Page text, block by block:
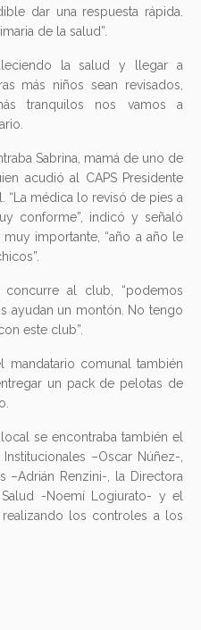
dar una respuesta rápida.
de la salud”.
la salud y llegar a
más niños sean revisados,
tranquilos nos vamos a
Sabrina, mamá de uno de
acudió al CAPS Presidente
“La médica lo revisó de pies a
conforme”, indicó y señaló
importante, “año a año le
al club, “podemos
ayudan un montón. No tengo
este club”.
mandatario comunal también
un pack de pelotas de
se encontraba también el
–Oscar Núñez-,
–Adrián Renzini-, la Directora
-Noemí Logiurato- y el
los controles a los